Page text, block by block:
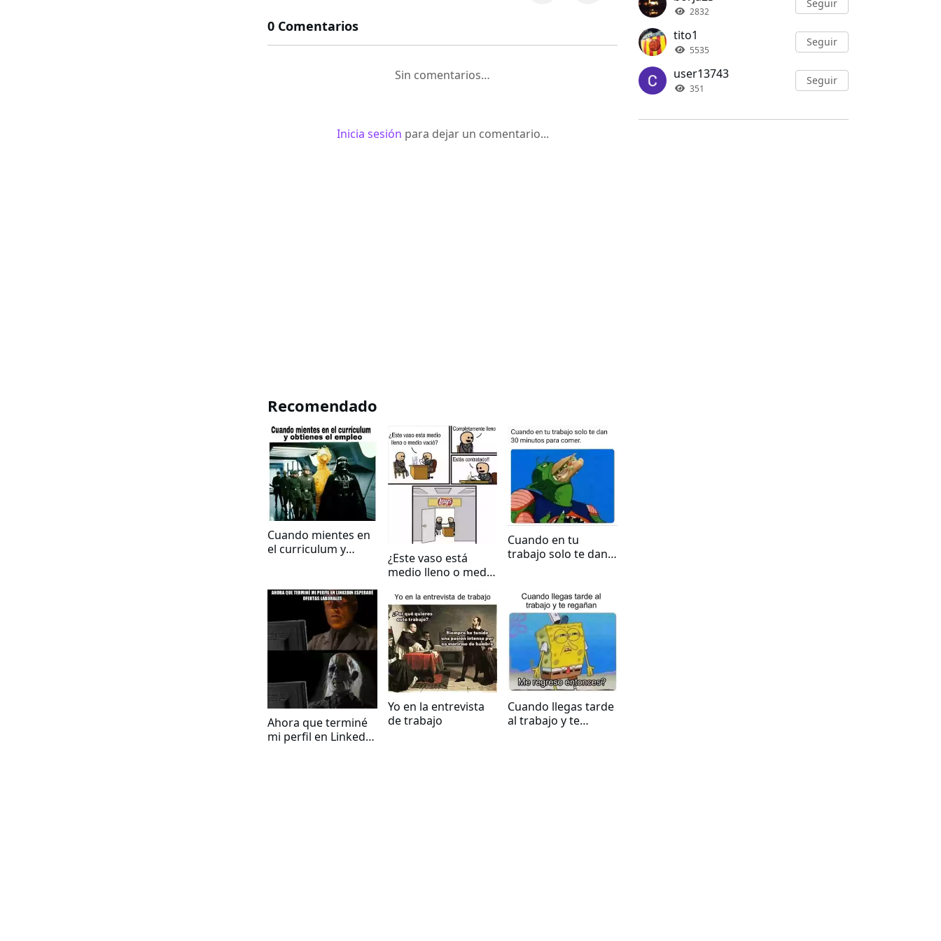
0 Comentarios
Sin comentarios…
Inicia sesión para dejar un comentario...
Recomendado
Cuando mientes en
el curriculum y
¿Este vaso está
medio lleno o medio
Cuando en tu
trabajo solo te dan
Ahora que terminé
mi perfil en LinkedIn
Yo en la entrevista
de trabajo
Cuando llegas tarde
al trabajo y te
2832
Seguir
tito1
5535
Seguir
user13743
351
Seguir